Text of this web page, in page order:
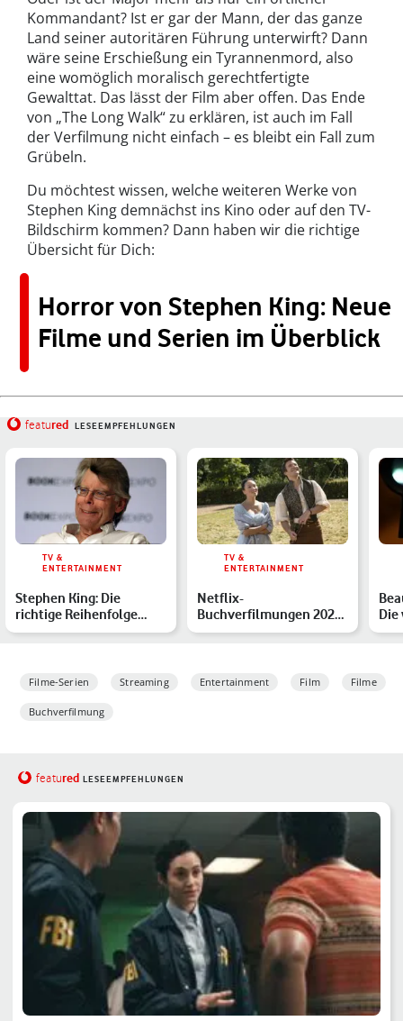
Kommandant? Ist er gar der Mann, der das ganze
Land seiner autoritären Führung unterwirft? Dann
wäre seine Erschießung ein Tyrannenmord, also
eine womöglich moralisch gerechtfertigte
Gewalttat. Das lässt der Film aber offen. Das Ende
von „The Long Walk“ zu erklären, ist auch im Fall
der Verfilmung nicht einfach – es bleibt ein Fall zum
Grübeln.
Du möchtest wissen, welche weiteren Werke von
Stephen King demnächst ins Kino oder auf den TV-
Bildschirm kommen? Dann haben wir die richtige
Übersicht für Dich:
Horror von Stephen King: Neue
Filme und Serien im Überblick
featured LESEEMPFEHLUNGEN
TV &
ENTERTAINMENT
Stephen King: Die
richtige Reihenfolge
seiner Bücher
TV &
ENTERTAINMENT
Netflix-
Buchverfilmungen 2026:
Die Highlights im
Die
der
Filme-Serien Streaming Entertainment Film Filme
Buchverfilmung
featured LESEEMPFEHLUNGEN